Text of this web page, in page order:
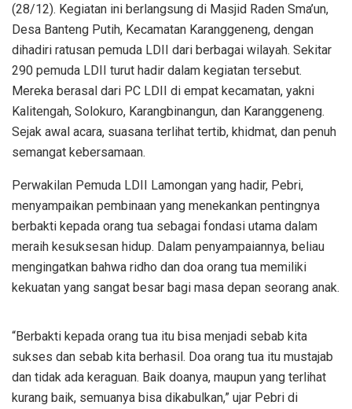
(28/12). Kegiatan ini berlangsung di Masjid Raden Sma’un,
Desa Banteng Putih, Kecamatan Karanggeneng, dengan
dihadiri ratusan pemuda LDII dari berbagai wilayah. Sekitar
290 pemuda LDII turut hadir dalam kegiatan tersebut.
Mereka berasal dari PC LDII di empat kecamatan, yakni
Kalitengah, Solokuro, Karangbinangun, dan Karanggeneng.
Sejak awal acara, suasana terlihat tertib, khidmat, dan penuh
semangat kebersamaan.
Perwakilan Pemuda LDII Lamongan yang hadir, Pebri,
menyampaikan pembinaan yang menekankan pentingnya
berbakti kepada orang tua sebagai fondasi utama dalam
meraih kesuksesan hidup. Dalam penyampaiannya, beliau
mengingatkan bahwa ridho dan doa orang tua memiliki
kekuatan yang sangat besar bagi masa depan seorang anak.
“Berbakti kepada orang tua itu bisa menjadi sebab kita
sukses dan sebab kita berhasil. Doa orang tua itu mustajab
dan tidak ada keraguan. Baik doanya, maupun yang terlihat
kurang baik, semuanya bisa dikabulkan,” ujar Pebri di